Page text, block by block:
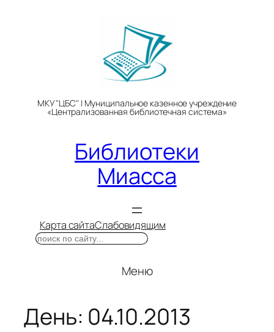
МКУ "ЦБС" | Муниципальное казенное учреждение
«Централизованная библиотечная система»
Библиотеки
Миасса
Карта сайтаСлабовидящим
Поиск
Меню
День: 04.10.2013